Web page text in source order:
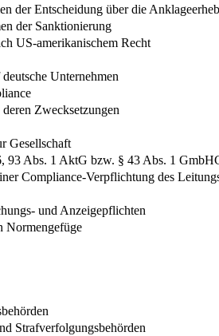
der Entscheidung über die
der Sanktionierung
US-amerikanischem Recht
Unternehmen
Zwecksetzungen
Gesellschaft
93 Abs. 1 AktG bzw. § 43 Abs. 1
Compliance-Verpflichtung des
und Anzeigepflichten
Normengefüge
Strafverfolgungsbehörden